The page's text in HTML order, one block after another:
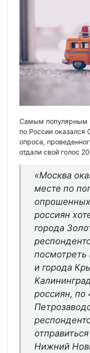
Самым популярным
по России оказался
опроса,
отдали свой голос
«Москва
месте по
россиян
города
посмотреть
и города
россиян, по
Нижний